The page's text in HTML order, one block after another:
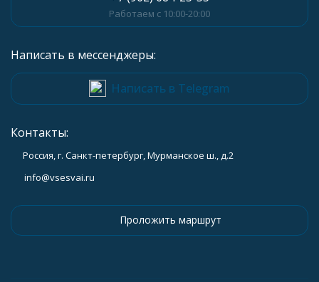
Работаем с 10:00-20:00
Написать в мессенджеры:
Написать в Telegram
Контакты:
Россия, г. Санкт-петербург, Мурманское ш., д.2
info@vsesvai.ru
Проложить маршрут